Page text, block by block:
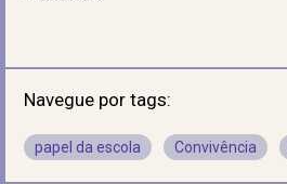
Navegue por tags:
papel da escola Convivência